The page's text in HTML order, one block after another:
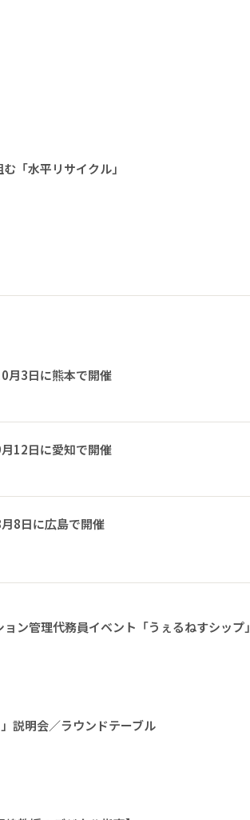
「水平リサイクル」
月3日に熊本で開催
12日に愛知で開催
8日に広島で開催
ン管理代務員イベント「うぇるねすシップ」
説明会／ラウンドテーブル